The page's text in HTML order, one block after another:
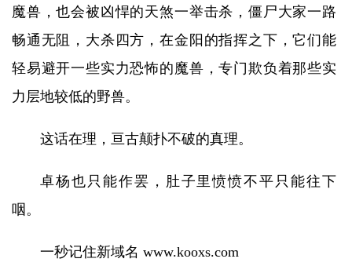
魔兽，也会被凶悍的天煞一举击杀，僵尸大家一路
畅通无阻，大杀四方，在金阳的指挥之下，它们能
轻易避开一些实力恐怖的魔兽，专门欺负着那些实
力层地较低的野兽。
这话在理，亘古颠扑不破的真理。
卓杨也只能作罢，肚子里愤愤不平只能往下
咽。
一秒记住新域名 www.kooxs.com